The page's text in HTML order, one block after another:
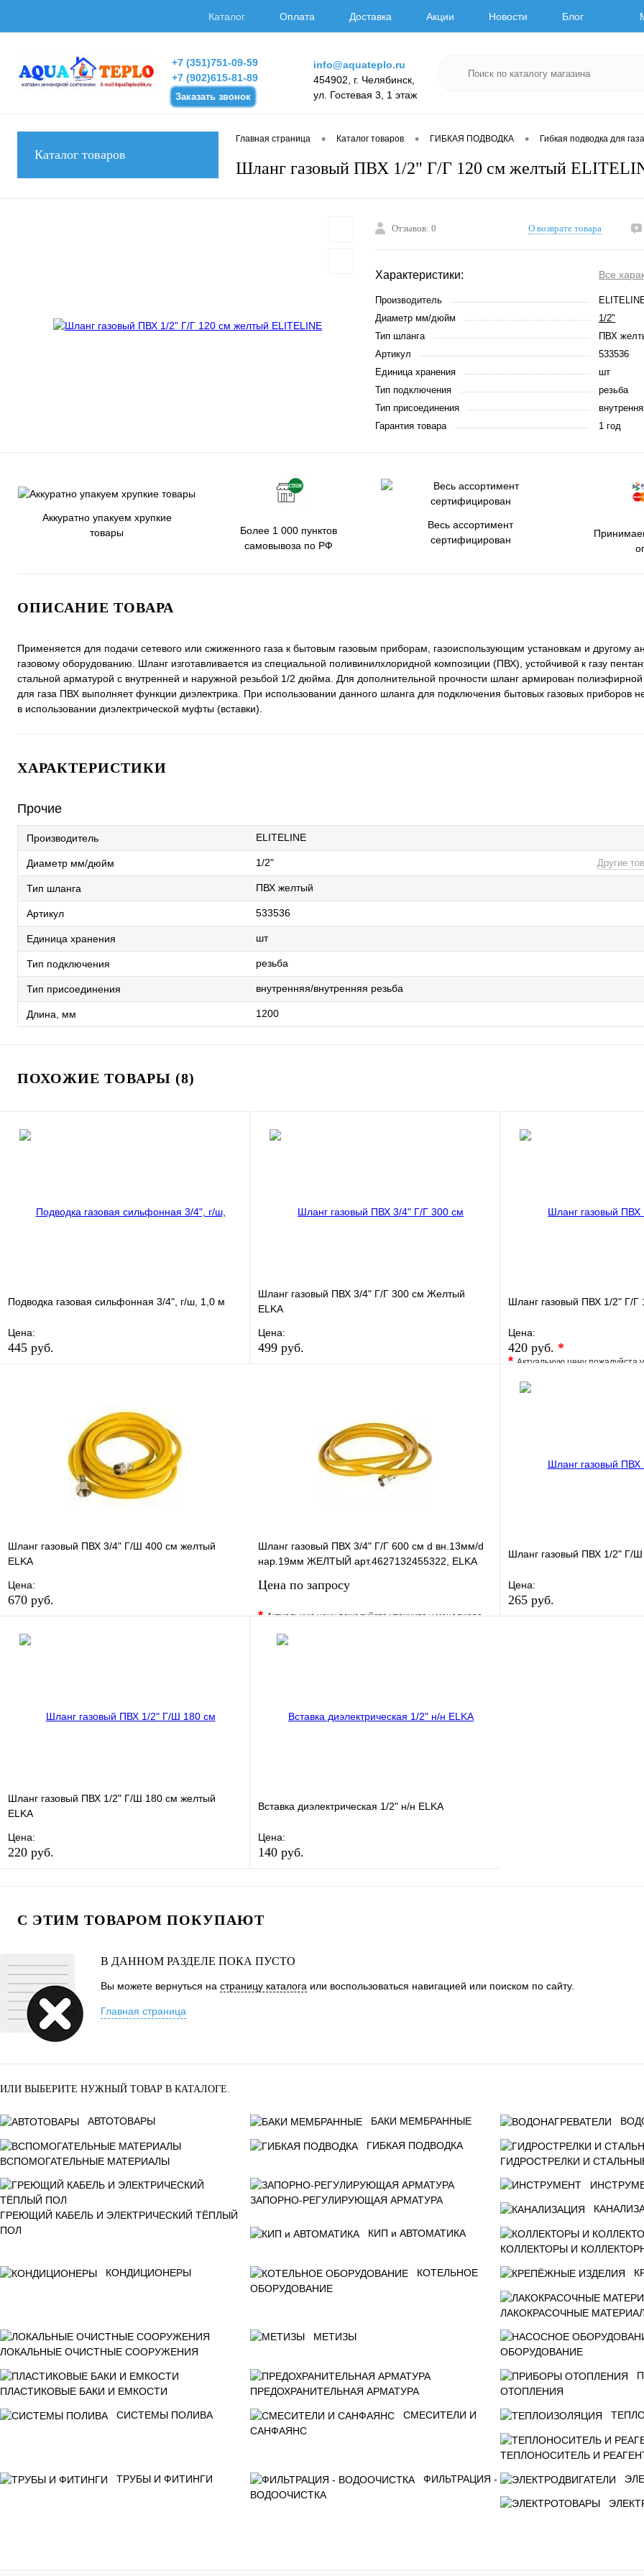
Каталог Оплата Доставка Акции Новости Блог
+7 (351)751-09-59
+7 (902)615-81-89
Заказать звонок
info@aquateplo.ru
454902, г. Челябинск,
ул. Гостевая 3, 1 этаж
Каталог товаров
Главная страница • Каталог товаров • ГИБКАЯ ПОДВОДКА • Гибкая подводка для газа
Шланг газовый ПВХ 1/2" Г/Г 120 см желтый
Отзывов: 0 О возврате товара
Характеристики: Все
Производитель
Диаметр мм/дюйм
1/2"
Тип шланга
ПВХ
Артикул
533536
Единица хранения
шт
Тип подключения
резьба
Тип присоединения
Гарантия товара
1 год
Аккуратно упакуем хрупкие
товары
Более 1 000 пунктов
самовывоза по РФ
Весь ассортимент
сертифицирован
ОПИСАНИЕ ТОВАРА
Применяется для подачи сетевого или сжиженного газа к бытовым газовым приборам, газоиспользующим установкам и другому
газовому оборудованию. Шланг изготавливается из специальной поливинилхлоридной композиции (ПВХ), устойчивой к газу
стальной арматурой с внутренней и наружной резьбой 1/2 дюйма. Для дополнительной прочности шланг армирован
для газа ПВХ выполняет функции диэлектрика. При использовании данного шланга для подключения бытовых газовых приборов
в использовании диэлектрической муфты (вставки).
ХАРАКТЕРИСТИКИ
Прочие
Производитель ELITELINE
Диаметр мм/дюйм 1/2" Другие
Тип шланга ПВХ желтый
Артикул 533536
Единица хранения шт
Тип подключения резьба
Тип присоединения внутренняя/внутренняя резьба
Длина, мм 1200
ПОХОЖИЕ ТОВАРЫ (8)
Подводка газовая сильфонная 3/4", г/ш, 1,0 м
Цена:
445 руб.
В корзину
Шланг газовый ПВХ 3/4" Г/Г 300 см Желтый
ELKA
Цена:
499 руб.
В корзину
Шланг газовый ПВХ 1/2" Г/Г
Цена:
420 руб. *
*Актуальную цену пожалуйста
В избранное
Шланг газовый ПВХ 3/4" Г/Ш 400 см желтый
ELKA
Цена:
670 руб.
Купить в 1 клик
Шланг газовый ПВХ 3/4" Г/Г 600 см d вн.13мм/d
нар.19мм ЖЕЛТЫЙ арт.4627132455322, ELKA
Цена по запросу
*Актуальную цену пожалуйста уточните у менеджера
В избранное
Шланг газовый ПВХ 1/2" Г/
Цена:
265 руб.
Шланг газовый ПВХ 1/2" Г/Ш 180 см желтый
ELKA
Цена:
220 руб.
Вставка диэлектрическая 1/2" н/н ELKA
Цена:
140 руб.
С ЭТИМ ТОВАРОМ ПОКУПАЮТ
В ДАННОМ РАЗДЕЛЕ ПОКА ПУСТО
Вы можете вернуться на страницу каталога или воспользоваться навигацией или поиском по сайту.
Главная страница
ИЛИ ВЫБЕРИТЕ НУЖНЫЙ ТОВАР В КАТАЛОГЕ.
АВТОТОВАРЫ БАКИ МЕМБРАННЫЕ
ВСПОМОГАТЕЛЬНЫЕ МАТЕРИАЛЫ
ГИБКАЯ ПОДВОДКА
ГИДРОСТРЕЛКИ И
ГРЕЮЩИЙ КАБЕЛЬ И ЭЛЕКТРИЧЕСКИЙ ТЁПЛЫЙ
ПОЛ
ЗАПОРНО-РЕГУЛИРУЮЩАЯ АРМАТУРА
КИП и АВТОМАТИКА
КОЛЛЕКТОРЫ И
КОНДИЦИОНЕРЫ
КОТЕЛЬНОЕ
ОБОРУДОВАНИЕ
ЛАКОКРАСОЧНЫЕ
ЛОКАЛЬНЫЕ ОЧИСТНЫЕ СООРУЖЕНИЯ
МЕТИЗЫ
ОБОРУДОВАНИЕ
ПЛАСТИКОВЫЕ БАКИ И ЕМКОСТИ ПРЕДОХРАНИТЕЛЬНАЯ АРМАТУРА
ОТОПЛЕНИЯ
СИСТЕМЫ ПОЛИВА
СМЕСИТЕЛИ И
САНФАЯНС
ТЕПЛОНОСИТЕЛЬ И
ТРУБЫ И ФИТИНГИ
ФИЛЬТРАЦИЯ -
ВОДООЧИСТКА